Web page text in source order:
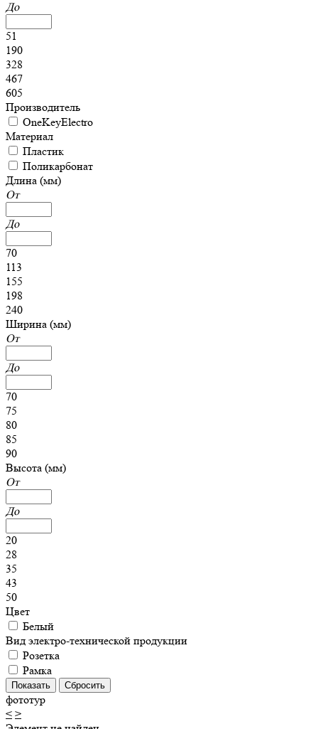
До
51
190
328
467
605
Производитель
OneKeyElectro
Материал
Пластик
Поликарбонат
Длина (мм)
От
До
70
113
155
198
240
Ширина (мм)
От
До
70
75
80
85
90
Высота (мм)
От
До
20
28
35
43
50
Цвет
Белый
Вид электро-технической продукции
Розетка
Рамка
фототур
< >